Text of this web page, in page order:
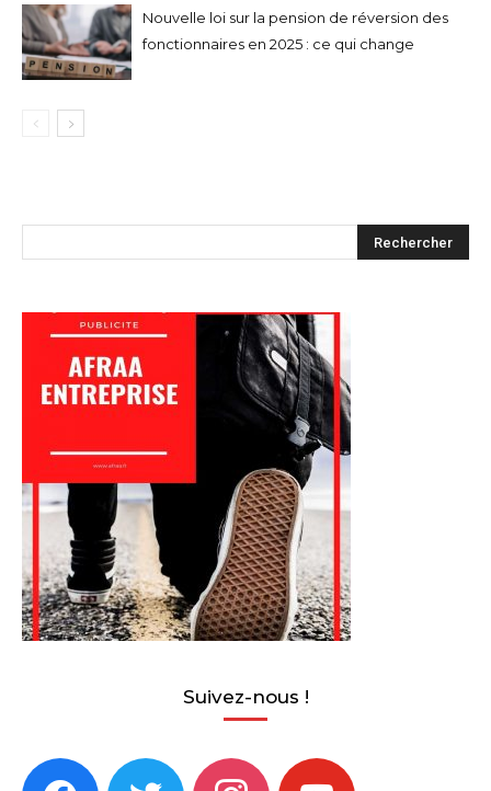
Nouvelle loi sur la pension de réversion des
fonctionnaires en 2025 : ce qui change
Suivez-nous !
facebook twitter instagram youtube